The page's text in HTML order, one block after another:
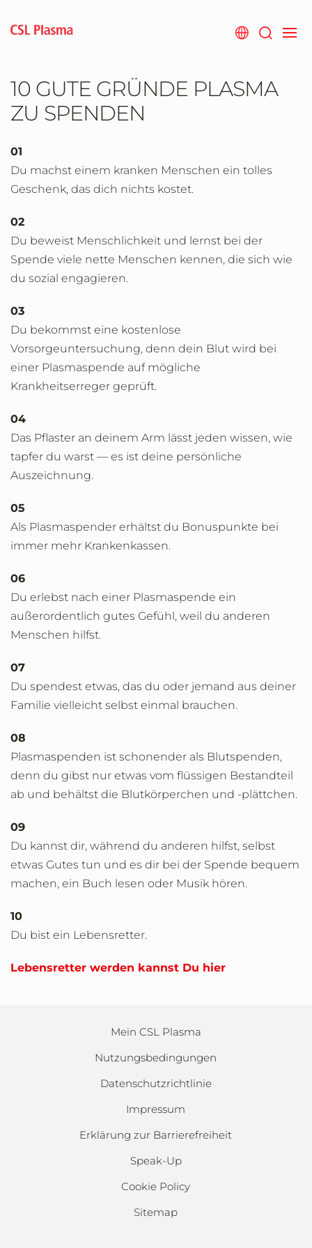
springen
10 GUTE GRÜNDE PLASMA
ZU SPENDEN
01
Du machst einem kranken Menschen ein tolles
Geschenk, das dich nichts kostet.
02
Du beweist Menschlichkeit und lernst bei der
Spende viele nette Menschen kennen, die sich wie
du sozial engagieren.
03
Du bekommst eine kostenlose
Vorsorgeuntersuchung, denn dein Blut wird bei
einer Plasmaspende auf mögliche
Krankheitserreger geprüft.
04
Das Pflaster an deinem Arm lässt jeden wissen, wie
tapfer du warst — es ist deine persönliche
Auszeichnung.
05
Als Plasmaspender erhältst du Bonuspunkte bei
immer mehr Krankenkassen.
06
Du erlebst nach einer Plasmaspende ein
außerordentlich gutes Gefühl, weil du anderen
Menschen hilfst.
07
Du spendest etwas, das du oder jemand aus deiner
Familie vielleicht selbst einmal brauchen.
08
Plasmaspenden ist schonender als Blutspenden,
denn du gibst nur etwas vom flüssigen Bestandteil
ab und behältst die Blutkörperchen und -plättchen.
09
Du kannst dir, während du anderen hilfst, selbst
etwas Gutes tun und es dir bei der Spende bequem
machen, ein Buch lesen oder Musik hören.
10
Du bist ein Lebensretter.
Lebensretter werden kannst Du hier
Mein CSL Plasma
Nutzungsbedingungen
Datenschutzrichtlinie
Impressum
Erklärung zur Barrierefreiheit
Speak-Up
Cookie Policy
Sitemap